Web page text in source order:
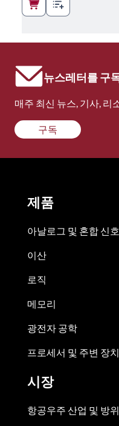
뉴스레터를 구
매주 최신 뉴스, 기사, 리
구독
제품
아날로그 및 혼합 신호
이산
로직
메모리
광전자 공학
프로세서 및 주변 장치
시장
항공우주 산업 및 방위